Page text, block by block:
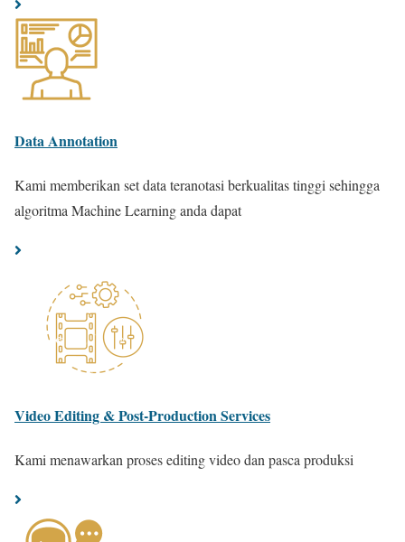
Data Annotation
Kami memberikan set data teranotasi berkualitas tinggi sehingga
algoritma Machine Learning anda dapat
Video Editing & Post-Production Services
Kami menawarkan proses editing video dan pasca produksi